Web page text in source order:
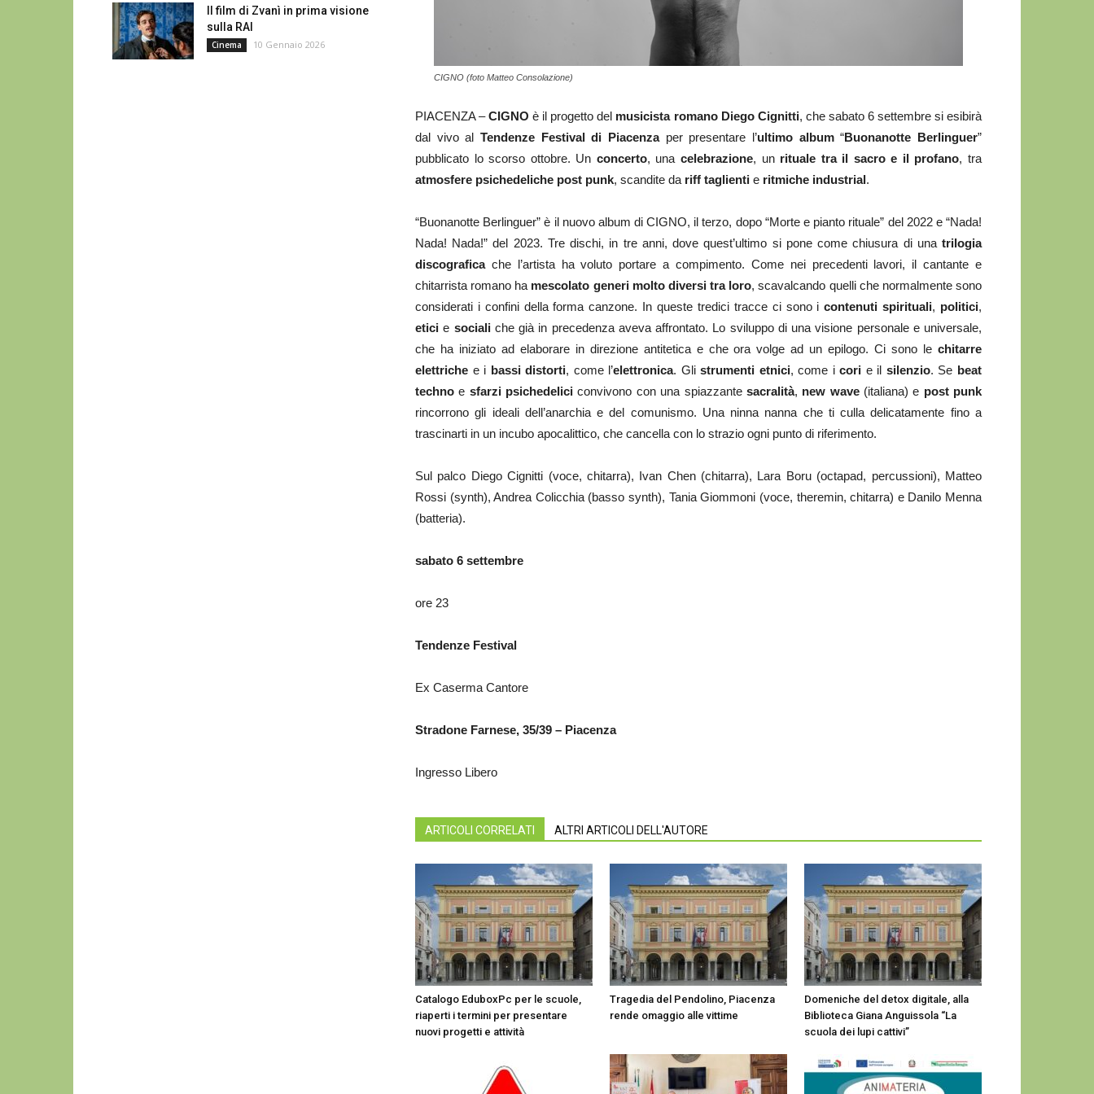
CIGNO (foto Matteo Consolazione)
PIACENZA –CIGNO è il progetto del musicista romano Diego Cignitti, che sabato 6 settembre si esibirà
dal vivo al Tendenze Festivaldi Piacenzaper presentare l’ultimo album“Buonanotte Berlinguer”
pubblicato lo scorso ottobre. Un concerto, una celebrazione, un rituale tra il sacro e il profano, tra
atmosfere psichedeliche post punk, scandite da riff taglienti e ritmiche industrial.
“Buonanotte Berlinguer” è il nuovo album di CIGNO, il terzo, dopo “Morte e pianto rituale” del 2022 e “Nada!
Nada! Nada!” del 2023. Tre dischi, in tre anni, dove quest’ultimo si pone come chiusura di una trilogia
discograficache l’artista ha voluto portare a compimento. Come nei precedenti lavori, il cantante e
chitarrista romano ha mescolato generi molto diversi tra loro, scavalcando quelli che normalmente sono
considerati i confini della forma canzone. In queste tredici tracce ci sono icontenuti spirituali, politici,
etici e socialiche già in precedenza aveva affrontato. Lo sviluppo di una visione personale e universale,
che ha iniziato ad elaborare in direzione antitetica e che ora volge ad un epilogo. Ci sono le chitarre
elettriche e i bassi distorti, come l’elettronica. Glistrumenti etnici, come icori e il silenzio. Se beat
techno e sfarzi psichedelici convivono con una spiazzante sacralità, new wave(italiana) e post punk
rincorrono gli ideali dell’anarchia e del comunismo. Una ninna nanna che ti culla delicatamente fino a
trascinarti in un incubo apocalittico, che cancella con lo strazio ogni punto di riferimento.
Sul palco Diego Cignitti (voce, chitarra), Ivan Chen (chitarra), Lara Boru (octapad, percussioni), Matteo
Rossi (synth), Andrea Colicchia (basso synth), Tania Giommoni (voce, theremin, chitarra) e Danilo Menna
(batteria).
sabato 6 settembre
ore 23
Tendenze Festival
Ex Caserma Cantore
Stradone Farnese, 35/39 – Piacenza
Ingresso Libero
ARTICOLI CORRELATI ALTRI ARTICOLI DELL'AUTORE
Catalogo EduboxPc per le scuole,
riaperti i termini per presentare
nuovi progetti e attività
Tragedia del Pendolino, Piacenza
rende omaggio alle vittime
Domeniche del detox digitale, alla
Biblioteca Giana Anguissola “La
scuola dei lupi cattivi”
Il film di Zvanì in prima visione
sulla RAI
Cinema 10 Gennaio 2026